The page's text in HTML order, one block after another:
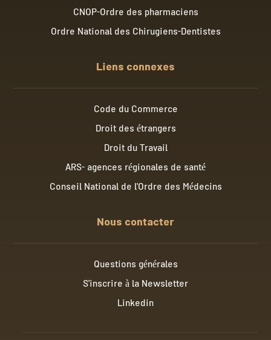
CNOP-Ordre des pharmaciens
Ordre National des Chirugiens-Dentistes
Liens connexes
Code du Commerce
Droit des étrangers
Droit du Travail
ARS- agences régionales de santé
Conseil National de l'Ordre des Médecins
Nous contacter
Questions générales
S'inscrire à la Newsletter
Linkedin